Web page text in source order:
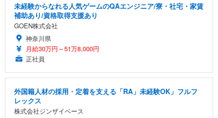
未経験からなれる人気ゲームのQAエンジニア/寮・社宅・家賃
補助あり/資格取得支援あり
GOEN株式会社
神奈川県
月給30万円～51万8,000円
正社員
外国籍人材の採用・定着を支える「RA」未経験OK」フルフ
レックス
株式会社ジンザイベース